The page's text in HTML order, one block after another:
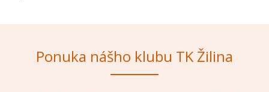
Ponuka nášho klubu TK Žilina